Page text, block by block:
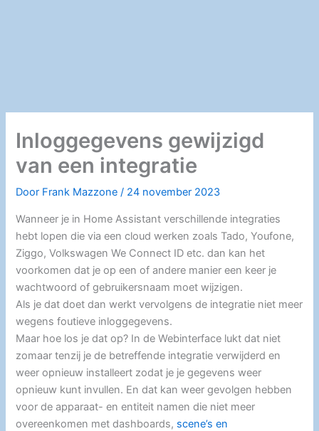
Inloggegevens gewijzigd
van een integratie
Door Frank Mazzone/ 24 november 2023
Wanneer je in Home Assistant verschillende integraties
hebt lopen die via een cloud werken zoals Tado, Youfone,
Ziggo, Volkswagen We Connect ID etc. dan kan het
voorkomen dat je op een of andere manier een keer je
wachtwoord of gebruikersnaam moet wijzigen.
Als je dat doet dan werkt vervolgens de integratie niet meer
wegens foutieve inloggegevens.
Maar hoe los je dat op? In de Webinterface lukt dat niet
zomaar tenzij je de betreffende integratie verwijderd en
weer opnieuw installeert zodat je je gegevens weer
opnieuw kunt invullen. En dat kan weer gevolgen hebben
voor de apparaat- en entiteit namen die niet meer
overeenkomen met dashboards, scene’s en